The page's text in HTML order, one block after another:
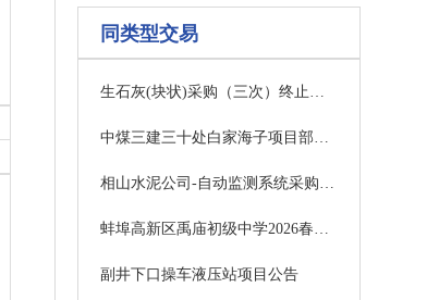
同类型交易
生石灰(块状)采购（三次）终止公告
中煤三建三十处白家海子项目部工矿配件询比采购任务中标公示公告(一次)
相山水泥公司-自动监测系统采购（淮北相山水泥有限责任公司）结果公示(水泥公司设备保全部)
蚌埠高新区禹庙初级中学2026春秋季工会冲锋衣采购项目更正公告
副井下口操车液压站项目公告